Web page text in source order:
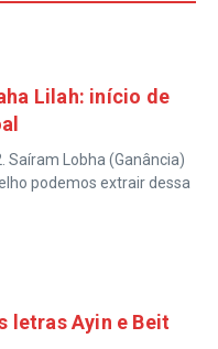
Lilah: início de
Saíram Lobha (Ganância)
podemos extrair dessa
letras Ayin e Beit